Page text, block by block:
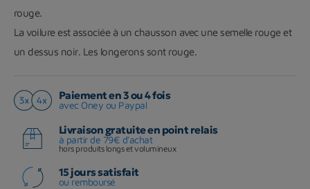
rouge.
La voilure est associée à un chausson avec une semelle rouge et
un dessus noir. Les longerons sont rouge.
Paiement en 3 ou 4 fois
avec Oney ou Paypal
Livraison gratuite en point relais
à partir de 79€ d'achat
hors produits longs et volumineux
15 jours satisfait
ou remboursé